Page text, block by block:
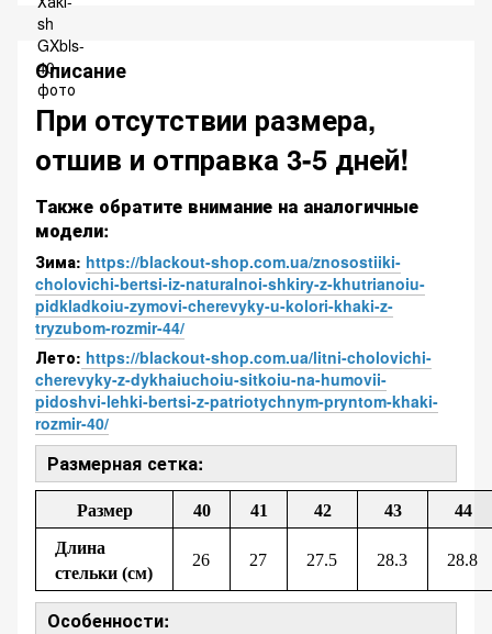
Описание
При отсутствии размера,
отшив и отправка 3-5 дней!
Также обратите внимание на аналогичные
модели:
Зима: https://blackout-shop.com.ua/znosostiiki-
cholovichi-bertsi-iz-naturalnoi-shkiry-z-khutrianoiu-
pidkladkoiu-zymovi-cherevyky-u-kolori-khaki-z-
tryzubom-rozmir-44/
Лето: https://blackout-shop.com.ua/litni-cholovichi-
cherevyky-z-dykhaiuchoiu-sitkoiu-na-humovii-
pidoshvi-lehki-bertsi-z-patriotychnym-pryntom-khaki-
rozmir-40/
Размерная сетка:
Размер 40 41 42 43
44
Длина
стельки (см)
26 27 27.5 28.3 28.8
Особенности: